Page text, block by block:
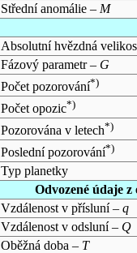
Střední anomálie – M
Absolutní hvězdná
Fázový parametr – G
Počet pozorování*)
Počet opozic*)
Pozorována v letech*)
Poslední pozorování*)
Typ planetky
Odvozené údaje
Vzdálenost v přísluní – q
Vzdálenost v odsluní – Q
Oběžná doba – T